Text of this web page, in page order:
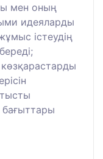
мен оның
идеяларды
істеудің
бағыттары